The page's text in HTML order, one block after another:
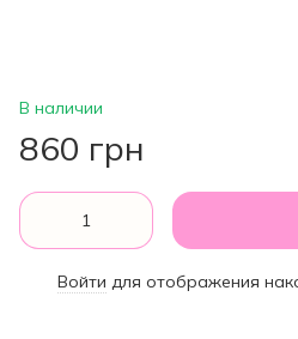
В наличии
860 грн
Войти для отображения